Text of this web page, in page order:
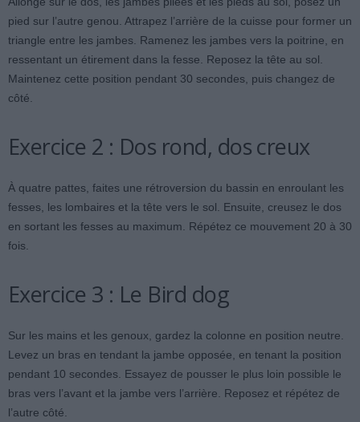
pied sur l’autre genou. Attrapez l’arrière de la cuisse pour former un
triangle entre les jambes. Ramenez les jambes vers la poitrine, en
ressentant un étirement dans la fesse. Reposez la tête au sol.
Maintenez cette position pendant 30 secondes, puis changez de
côté.
Exercice 2 : Dos rond, dos creux
À quatre pattes, faites une rétroversion du bassin en enroulant les
fesses, les lombaires et la tête vers le sol. Ensuite, creusez le dos
en sortant les fesses au maximum. Répétez ce mouvement 20 à 30
fois.
Exercice 3 : Le Bird dog
Sur les mains et les genoux, gardez la colonne en position neutre.
Levez un bras en tendant la jambe opposée, en tenant la position
pendant 10 secondes. Essayez de pousser le plus loin possible le
bras vers l’avant et la jambe vers l’arrière. Reposez et répétez de
l’autre côté.